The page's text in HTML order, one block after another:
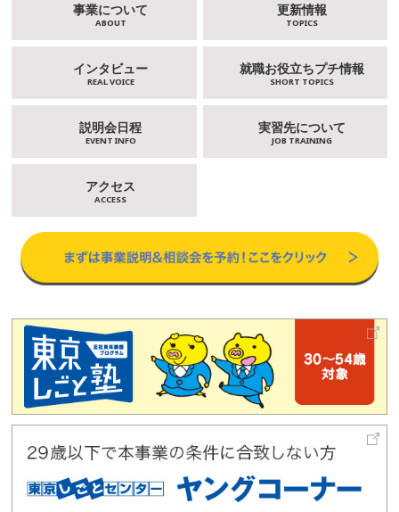
事業について
ABOUT
更新情報
TOPICS
インタビュー
REAL VOICE
就職お役立ちプチ情報
SHORT TOPICS
説明会日程
EVENT INFO
実習先について
JOB TRAINING
アクセス
ACCESS